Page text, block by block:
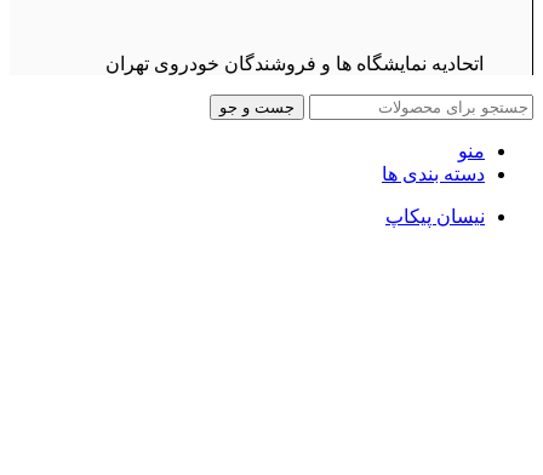
اتحادیه نمایشگاه ها و فروشندگان خودروی تهران
جست و جو
منو
دسته بندی ها
نیسان پیکاپ